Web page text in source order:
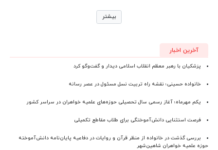
بیشتر
آخرین اخبار
پزشکیان با رهبر معظم انقلاب اسلامی دیدار و گفت‌وگو کرد
خانواده حسینی؛ نقشه راه تربیت نسل مسئول در عصر رسانه
یکم مهرماه؛ آغاز رسمی سال تحصیلی حوزه‌های علمیه خواهران در سراسر کشور
فرصت استثنایی دانش‌آموختگی برای طلاب مقاطع تکمیلی
بررسی گذشت در خانواده از منظر قرآن و روایات در دفاعیه پایان‌نامه دانش‌آموخته
حوزه علمیه خواهران شاهین‌شهر